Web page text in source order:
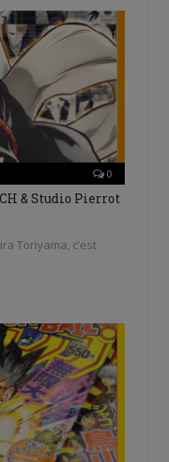
0
& Studio Pierrot
Toriyama, c’est